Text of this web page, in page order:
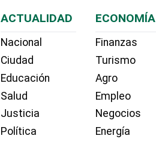
ACTUALIDAD
Nacional
Ciudad
Educación
Salud
Justicia
Política
ECONOMÍA
Finanzas
Turismo
Agro
Empleo
Negocios
Energía